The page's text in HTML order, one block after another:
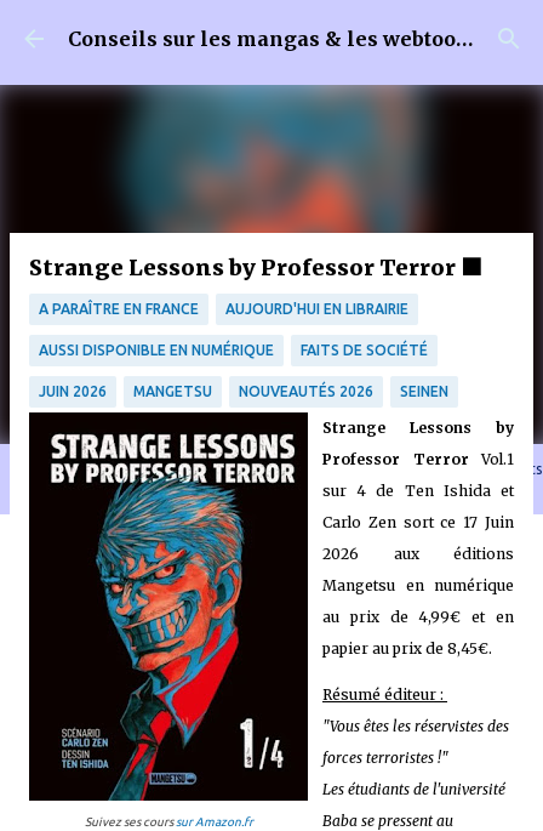
Accéder au contenu principal Conseils sur les mangas & les webtoons
🐈‍⬛ En tant que Partenaire Amazon, je réalise un bénéfice sur les achats
remplissant les conditions requises quand vous achetez sur Amazon.fr
Strange Lessons by Professor Terror ⬛
A PARAÎTRE EN FRANCE AUJOURD'HUI EN LIBRAIRIE
AUSSI DISPONIBLE EN NUMÉRIQUE FAITS DE SOCIÉTÉ
JUIN 2026 MANGETSU NOUVEAUTÉS 2026 SEINEN
Suivez ses cours sur Amazon.fr
Strange Lessons by
Professor Terror Vol.1
sur 4 de Ten Ishida et
Carlo Zen sort ce 17 Juin
2026 aux éditions
Mangetsu en numérique
au prix de 4,99€ et en
papier au prix de 8,45€.
Résumé éditeur :
"Vous êtes les réservistes des
forces terroristes !"
Les étudiants de l'université
Baba se pressent au